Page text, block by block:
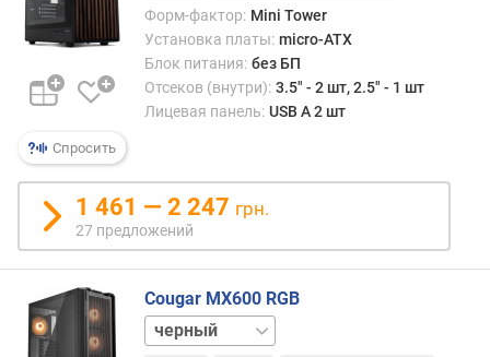
П
,
о
(
м
)
д
а
в
Спросить
Форм-фактор: Mini Tower
Установка платы: micro-ATX
Блок питания: без БП
Отсеков (внутри): 3.5" - 2 шт, 2.5" - 1 шт
Лицевая панель: USB A 2 шт
1 461 — 2 247 грн.
27 предложений
Cougar MX600 RGB
белый